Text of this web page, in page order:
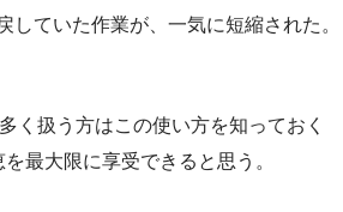
していた作業が、一気に短縮された。
く扱う方はこの使い方を知っておく
最大限に享受できると思う。